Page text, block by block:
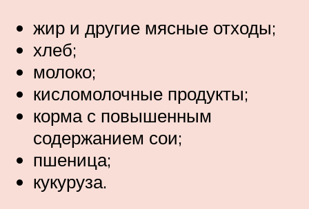
жир и другие мясные отходы;
хлеб;
молоко;
кисломолочные продукты;
корма с повышенным
содержанием сои;
пшеница;
кукуруза.